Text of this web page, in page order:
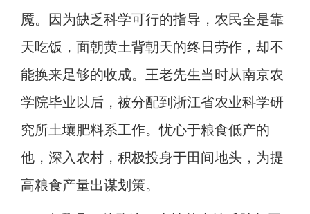
魇。因为缺乏科学可行的指导，农民全是靠
天吃饭，面朝黄土背朝天的终日劳作，却不
能换来足够的收成。王老先生当时从南京农
学院毕业以后，被分配到浙江省农业科学研
究所土壤肥料系工作。忧心于粮食低产的
他，深入农村，积极投身于田间地头，为提
高粮食产量出谋划策。